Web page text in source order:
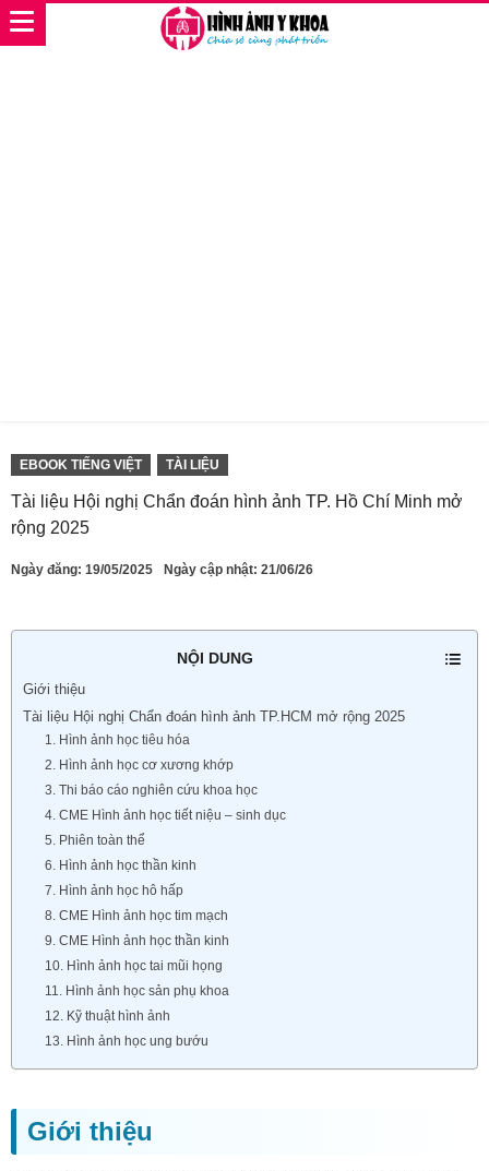
EBOOK TIẾNG VIỆT TÀI LIỆU
Tài liệu Hội nghị Chẩn đoán hình ảnh TP. Hồ Chí Minh mở
rộng 2025
Ngày đăng: 19/05/2025 Ngày cập nhật: 21/06/26
NỘI DUNG
Giới thiệu
Tài liệu Hội nghị Chẩn đoán hình ảnh TP.HCM mở rộng 2025
1. Hình ảnh học tiêu hóa
2. Hình ảnh học cơ xương khớp
3. Thi báo cáo nghiên cứu khoa học
4. CME Hình ảnh học tiết niệu – sinh dục
5. Phiên toàn thể
6. Hình ảnh học thần kinh
7. Hình ảnh học hô hấp
8. CME Hình ảnh học tim mạch
9. CME Hình ảnh học thần kinh
10. Hình ảnh học tai mũi họng
11. Hình ảnh học sản phụ khoa
12. Kỹ thuật hình ảnh
13. Hình ảnh học ung bướu
Giới thiệu